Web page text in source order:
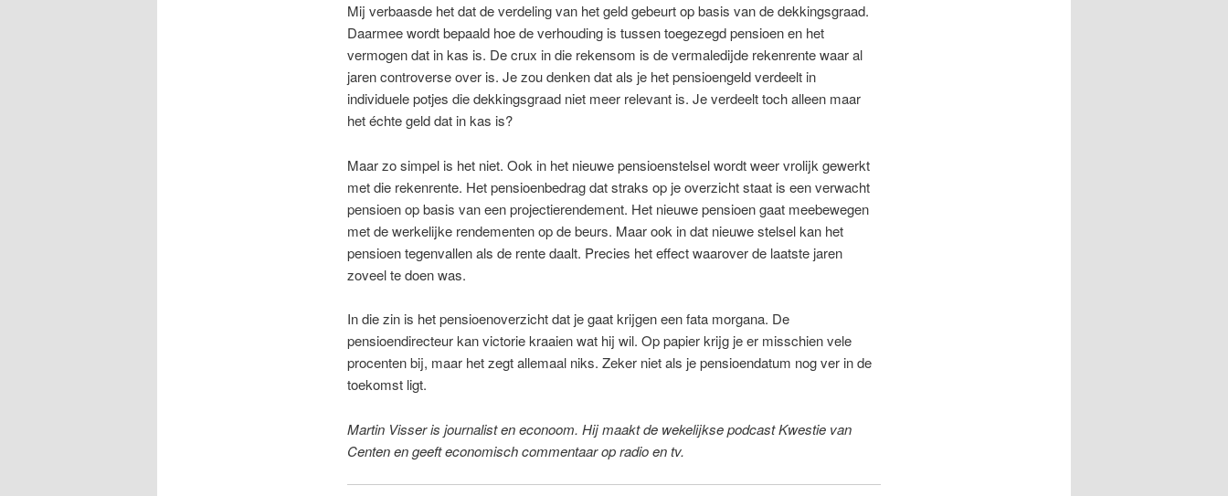
Mij verbaasde het dat de verdeling van het geld gebeurt op basis van de dekkingsgraad.
Daarmee wordt bepaald hoe de verhouding is tussen toegezegd pensioen en het
vermogen dat in kas is. De crux in die rekensom is de vermaledijde rekenrente waar al
jaren controverse over is. Je zou denken dat als je het pensioengeld verdeelt in
individuele potjes die dekkingsgraad niet meer relevant is. Je verdeelt toch alleen maar
het échte geld dat in kas is?
Maar zo simpel is het niet. Ook in het nieuwe pensioenstelsel wordt weer vrolijk gewerkt
met die rekenrente. Het pensioenbedrag dat straks op je overzicht staat is een verwacht
pensioen op basis van een projectierendement. Het nieuwe pensioen gaat meebewegen
met de werkelijke rendementen op de beurs. Maar ook in dat nieuwe stelsel kan het
pensioen tegenvallen als de rente daalt. Precies het effect waarover de laatste jaren
zoveel te doen was.
In die zin is het pensioenoverzicht dat je gaat krijgen een fata morgana. De
pensioendirecteur kan victorie kraaien wat hij wil. Op papier krijg je er misschien vele
procenten bij, maar het zegt allemaal niks. Zeker niet als je pensioendatum nog ver in de
toekomst ligt.
Martin Visser is journalist en econoom. Hij maakt de wekelijkse podcast Kwestie van
Centen en geeft economisch commentaar op radio en tv.